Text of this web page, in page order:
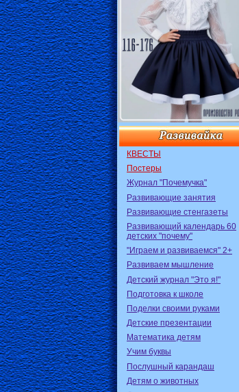
КВЕСТЫ
Постеры
Журнал "Почемучка"
Развивающие занятия
Развивающие стенгазеты
Развивающий календарь 60
детских "почему"
"Играем и развиваемся" 2+
Развиваем мышление
Детский журнал "Это я!"
Подготовка к школе
Поделки своими руками
Детские презентации
Математика детям
Учим буквы
Послушный карандаш
Детям о животных